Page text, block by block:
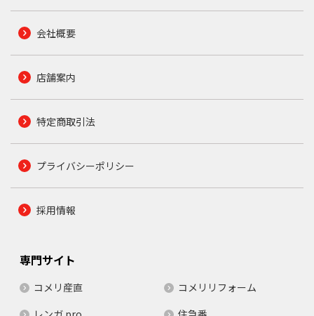
会社概要
店舗案内
特定商取引法
プライバシーポリシー
採用情報
専門サイト
コメリ産直
コメリリフォーム